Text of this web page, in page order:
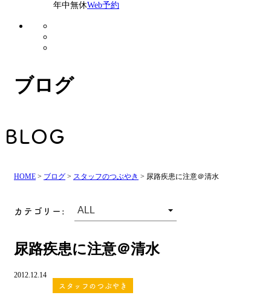
年中無休Web予約
ブログ
BLOG
HOME > ブログ > スタッフのつぶやき > 尿路疾患に注意＠清水
カテゴリー:
尿路疾患に注意＠清水
2012.12.14
スタッフのつぶやき